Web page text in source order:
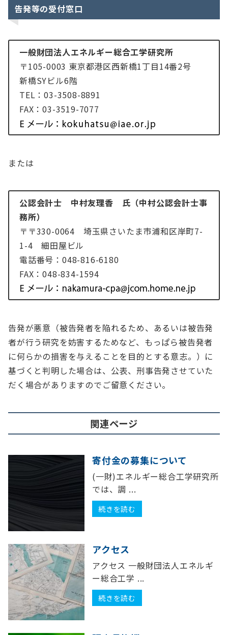
告発等の受付窓口
一般財団法人エネルギー総合工学研究所
〒105-0003 東京都港区西新橋1丁目14番2号
新橋SYビル6階
TEL：03-3508-8891
FAX：03-3519-7077
または
公認会計士 中村友理香 氏（中村公認会計士事
務所）
〒〒330-0064 埼玉県さいたま市浦和区岸町7-
1-4 細田屋ビル
電話番号：048-816-6180
FAX：048-834-1594
告発が悪意（被告発者を陥れるため、あるいは被告発
者が行う研究を妨害するためなど、もっぱら被告発者
に何らかの損害を与えることを目的とする意志。）に
基づくと判明した場合は、公表、刑事告発させていた
だく場合がありますのでご留意ください。
関連ページ
寄付金の募集について
(一財)エネルギー総合工学研究所
では、調 ...
続きを読む
アクセス
アクセス 一般財団法人エネルギ
ー総合工学 ...
続きを読む